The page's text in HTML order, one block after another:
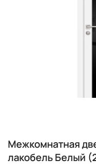
Межкомнатная
лакобель Белый